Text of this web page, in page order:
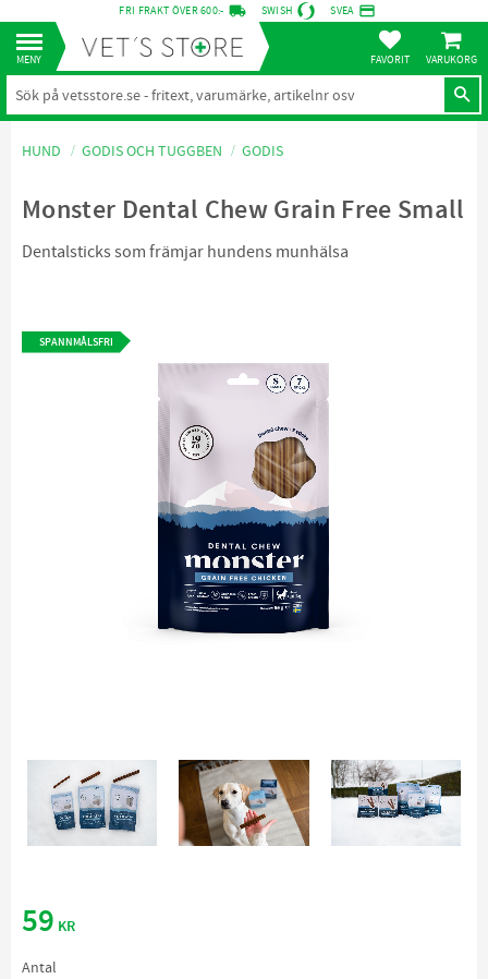
Meny
FRI FRAKT ÖVER 600:- local_shipping SWISH SVEA credit_card
FAVORITER
HUND GODIS OCH TUGGBEN GODIS
Monster Dental Chew Grain Free Small
Dentalsticks som främjar hundens munhälsa
SPANNMÅLSFRI
59 KR
Antal